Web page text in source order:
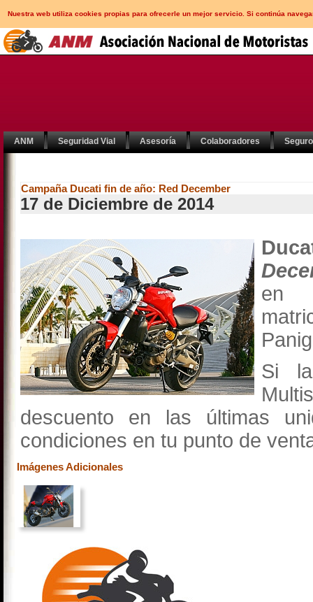
Nuestra web utiliza cookies propias para ofrecerle un mejor servicio. Si continúa
ANM Seguridad Vial Asesoría Colaboradores
Campaña Ducati fin de año: Red December
17 de Diciembre de 2014
en
Si
descuento en las últimas
condiciones en tu punto de
Imágenes Adicionales